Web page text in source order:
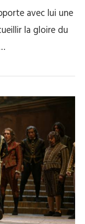
avec lui une
la gloire du